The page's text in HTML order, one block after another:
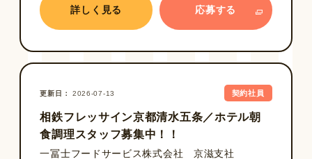
詳しく見る 応募する
更新日 2026-07-13 契約社員
相鉄フレッサイン京都清水五条／ホテル朝
食調理スタッフ募集中！！
一冨士フードサービス株式会社 京滋支社